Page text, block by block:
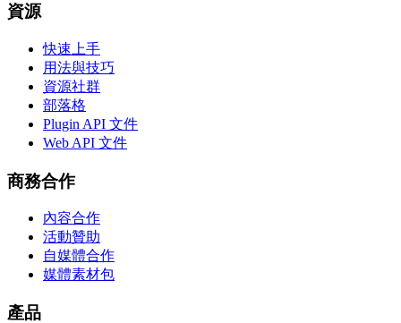
資源
快速上手
用法與技巧
資源社群
部落格
Plugin API 文件
Web API 文件
商務合作
內容合作
活動贊助
自媒體合作
媒體素材包
產品